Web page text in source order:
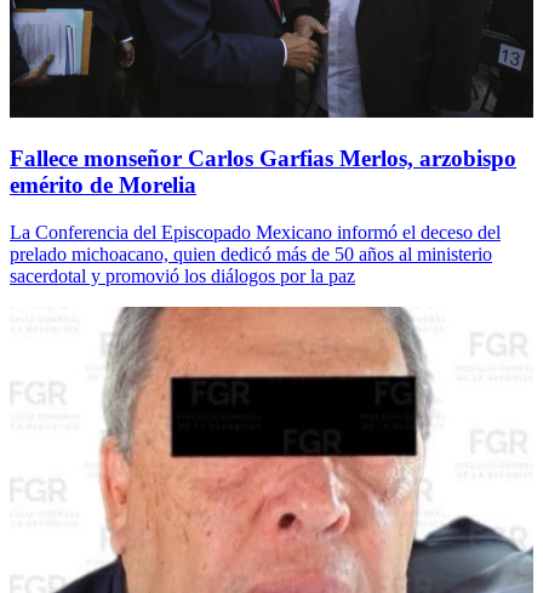
Fallece monseñor Carlos Garfias Merlos, arzobispo
emérito de Morelia
La Conferencia del Episcopado Mexicano informó el deceso del
prelado michoacano, quien dedicó más de 50 años al ministerio
sacerdotal y promovió los diálogos por la paz